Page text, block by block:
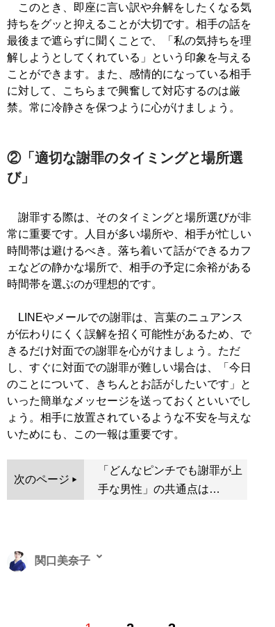
このとき、即座に言い訳や弁解をしたくなる気
持ちをグッと抑えることが大切です。相手の話を
最後まで遮らずに聞くことで、「私の気持ちを理
解しようとしてくれている」という印象を与える
ことができます。また、感情的になっている相手
に対して、こちらまで興奮して対応するのは厳
禁。常に冷静さを保つように心がけましょう。
②「適切な謝罪のタイミングと場所選
び」
謝罪する際は、そのタイミングと場所選びが非
常に重要です。人目が多い場所や、相手が忙しい
時間帯は避けるべき。落ち着いて話ができるカフ
ェなどの静かな場所で、相手の予定に余裕がある
時間帯を選ぶのが理想的です。
LINEやメールでの謝罪は、言葉のニュアンス
が伝わりにくく誤解を招く可能性があるため、で
きるだけ対面での謝罪を心がけましょう。ただ
し、すぐに対面での謝罪が難しい場合は、「今日
のことについて、きちんとお話がしたいです」と
いった簡単なメッセージを送っておくといいでし
ょう。相手に放置されているような不安を与えな
いためにも、この一報は重要です。
次のページ
「どんなピンチでも謝罪が上
手な男性」の共通点は…
関口美奈子